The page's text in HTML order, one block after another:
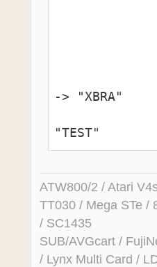
-> "XBRA"
"TEST"
ATW800/2 / Atari
TT030 / Mega STe /
/ SC1435
SUB/AVGcart /
/ Lynx Multi Card /